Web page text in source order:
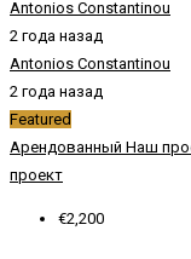
Antonios Constantinou
2 года назад
Antonios Constantinou
2 года назад
Featured
Арендованный Наш
проект
€2,200